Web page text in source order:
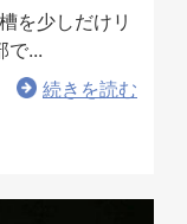
を少しだけリ
で...
続きを読む